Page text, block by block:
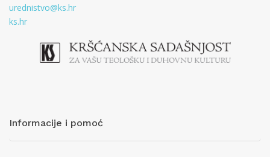
urednistvo@ks.hr
ks.hr
Informacije i pomoć